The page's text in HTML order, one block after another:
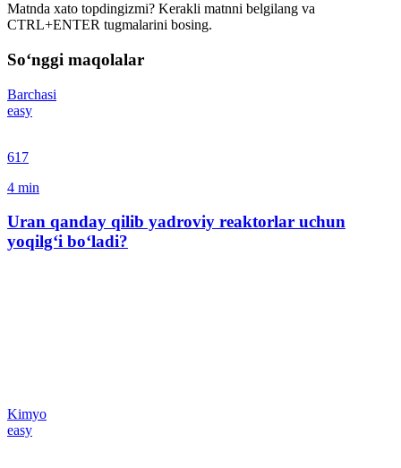
Matnda xato topdingizmi? Kerakli matnni belgilang va
CTRL+ENTER tugmalarini bosing.
So‘nggi maqolalar
Barchasi
easy
617
4 min
Uran qanday qilib yadroviy reaktorlar uchun
yoqilg‘i bo‘ladi?
Kimyo
easy